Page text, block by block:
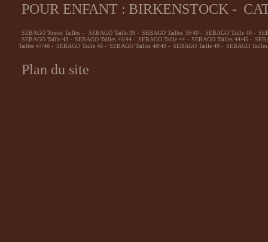
POUR ENFANT : BIRKENSTOCK -
SEBAGO Toutes Tailles - SEBAGO Taille 39 - SEBAGO Tailles 39/40 - SEBAGO Taille 40 -
SEBAGO Taille 43 - SEBAGO Tailles 43/44 - SEBAGO Taille 44 - SEBAGO Tailles 44/45 -
Tailles 47/48 - SEBAGO Taille 48 - SEBAGO Tailles 48/49 - SEBAGO Taille 49 - SEBAGO
Plan du site